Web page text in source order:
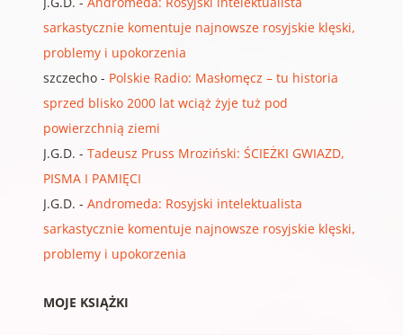
sarkastycznie komentuje najnowsze rosyjskie klęski,
problemy i upokorzenia
szczecho- Polskie Radio: Masłomęcz – tu historia
sprzed blisko 2000 lat wciąż żyje tuż pod
powierzchnią ziemi
J.G.D. - Tadeusz Pruss Mroziński: ŚCIEŻKI GWIAZD,
PISMA I PAMIĘCI
J.G.D. - Andromeda: Rosyjski intelektualista
sarkastycznie komentuje najnowsze rosyjskie klęski,
problemy i upokorzenia
MOJE KSIĄŻKI